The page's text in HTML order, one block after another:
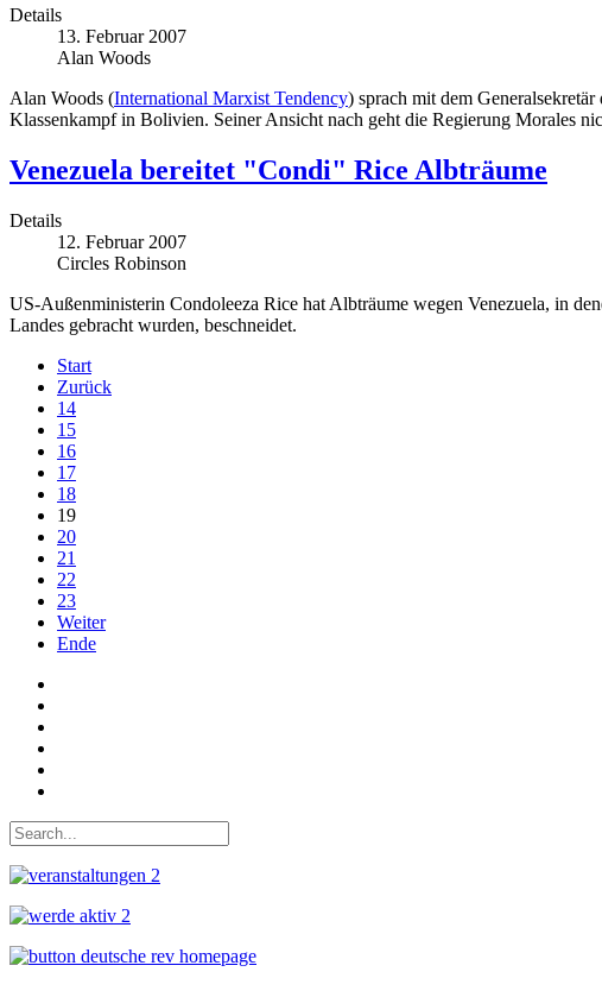
Details
13. Februar 2007
Alan Woods
Alan Woods (International Marxist Tendency) sprach mit dem
Klassenkampf in Bolivien. Seiner Ansicht nach geht die Regierung Morales
Venezuela bereitet "Condi" Rice Albträume
Details
12. Februar 2007
Circles Robinson
US-Außenministerin Condoleeza Rice hat Albträume wegen Venezuela, in
Landes gebracht wurden, beschneidet.
Start
Zurück
14
15
16
17
18
19
20
21
22
23
Weiter
Ende